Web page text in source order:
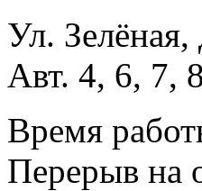
Ул. Зелёная,
Авт. 4, 6, 7,
Время
Перерыв на